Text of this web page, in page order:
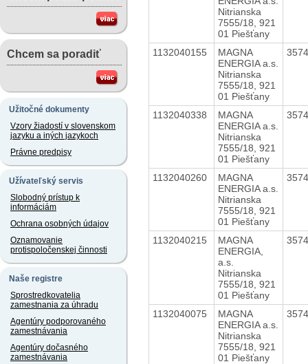
Chcem sa poradiť
Užitočné dokumenty
Vzory žiadostí v slovenskom
jazyku a iných jazykoch
Právne predpisy
Užívateľský servis
Slobodný prístup k
informáciám
Ochrana osobných údajov
Oznamovanie
protispoločenskej činnosti
Naše registre
Sprostredkovatelia
zamestnania za úhradu
Agentúry podporovaného
zamestnávania
Agentúry dočasného
zamestnávania
Nitrianska
7555/18, 921
01 Piešťany
1132040155
MAGNA
ENERGIA a.s.
Nitrianska
7555/18, 921
01 Piešťany
1132040338
MAGNA
ENERGIA a.s.
Nitrianska
7555/18, 921
01 Piešťany
1132040260
MAGNA
ENERGIA a.s.
Nitrianska
7555/18, 921
01 Piešťany
1132040215
MAGNA
ENERGIA,
a.s.
Nitrianska
7555/18, 921
01 Piešťany
1132040075
MAGNA
ENERGIA a.s.
Nitrianska
7555/18, 921
01 Piešťany